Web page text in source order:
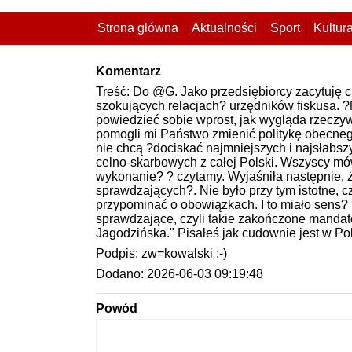
Strona główna Aktualności Sport
Komentarz
Treść: Do @G. Jako przedsiębiorcy zacytuję
szokujących relacjach? urzędników fiskusa.
powiedzieć sobie wprost, jak wygląda
pomogli mi Państwo zmienić politykę
nie chcą ?dociskać najmniejszych i
celno-skarbowych z całej Polski. Wszyscy
wykonanie? ? czytamy. Wyjaśniła
sprawdzających?. Nie było przy tym istotne,
przypominać o obowiązkach. I to miało
sprawdzające, czyli takie zakończone
Jagodzińska." Pisałeś jak cudownie jest w
Podpis: zw=kowalski :-)
Dodano: 2026-06-03 09:19:48
Powód